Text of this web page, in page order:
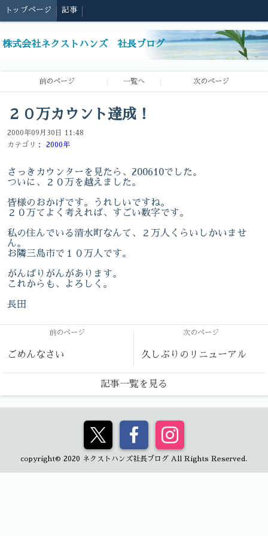
トップページ 記事
株式会社ネクストハンズ 社長ブログ
前のページ 一覧へ 次のページ
２０万カウント達成！
2000年09月30日 11:48
カテゴリ：
2000年
さっきカウンターを見たら、200610でした。
ついに、２０万を越えました。
皆様のおかげです。うれしいですね。
２０万てよく考えれば、すごい数字です。
私の住んでいる清水町なんて、２万人くらいしかいませ
ん。
お隣三島市で１０万人です。
がんばりがんがあります。
これからも、よろしく。
長田
前のページ
ごめんなさい
次のページ
久しぶりのリニューアル
記事一覧を見る
copyright© 2020 ネクストハンズ社長ブログ All Rights Reserved.